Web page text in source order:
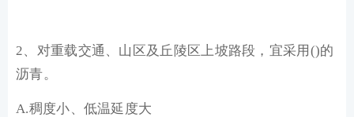
2、对重载交通、山区及丘陵区上坡路段，宜采用()的
沥青。
A.稠度小、低温延度大